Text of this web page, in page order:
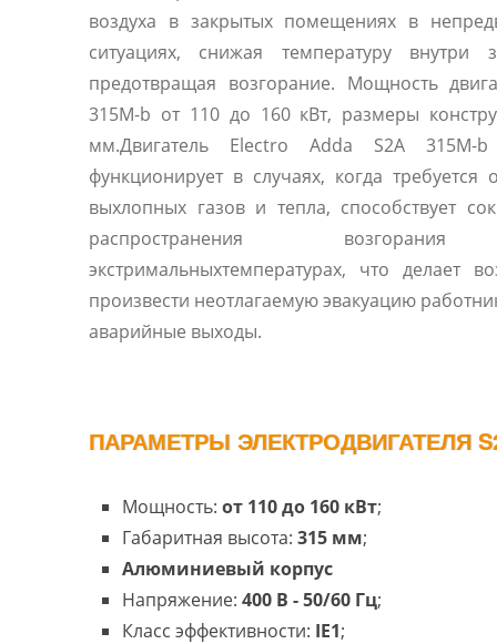
воздуха в закрытых помещениях в
ситуациях, снижая температуру внутри
предотвращая возгорание. Мощность
315M-b от 110 до 160 кВт, размеры
мм.Двигатель Electro Adda S2A 315M-b
функционирует в случаях, когда требуется
выхлопных газов и тепла, способствует
распространения
экстримальныхтемпературах, что делает
произвести неотлагаемую эвакуацию
аварийные выходы.
ПАРАМЕТРЫ ЭЛЕКТРОДВИГАТЕЛЯ
Мощность: от 110 до 160 кВт;
Габаритная высота: 315 мм;
Алюминиевый корпус
Напряжение: 400 В - 50/60 Гц;
Класс эффективности: IE1;